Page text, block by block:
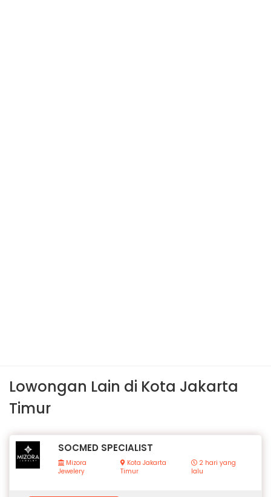
Lowongan Lain di Kota Jakarta
Timur
SOCMED SPECIALIST
Mizora
Jewelery
Kota Jakarta
Timur
2 hari yang
lalu